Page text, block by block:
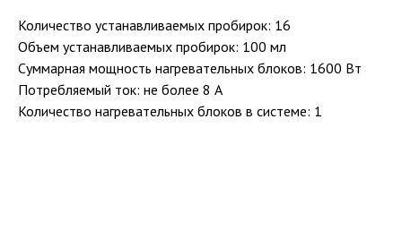
Количество устанавливаемых пробирок: 16
Объем устанавливаемых пробирок: 100 мл
Суммарная мощность нагревательных блоков: 1600 Вт
Потребляемый ток: не более 8 А
Количество нагревательных блоков в системе: 1